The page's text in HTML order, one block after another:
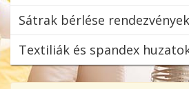
Sátrak bérlése
Textiliák és spandex